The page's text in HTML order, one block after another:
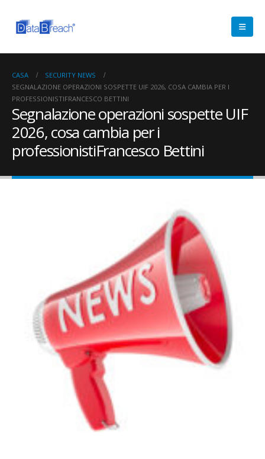
CASA
SECURITY NEWS
SEGNALAZIONE OPERAZIONI SOSPETTE UIF 2026, COSA CAMBIA PER I
PROFESSIONISTIFRANCESCO BETTINI
Segnalazione operazioni sospette UIF
2026, cosa cambia per i
professionistiFrancesco Bettini